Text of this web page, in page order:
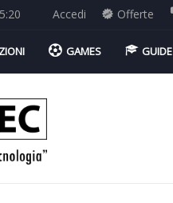
Accedi Offerte
GAMES GUIDE